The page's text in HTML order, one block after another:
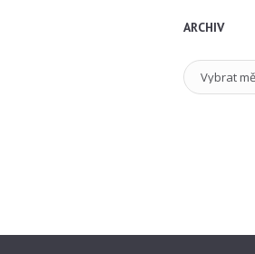
ARCHIV
Archiv